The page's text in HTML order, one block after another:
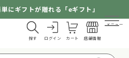
にギフトが贈れる「eギフト」
探す ログイン カート 店舗情報
メニュー